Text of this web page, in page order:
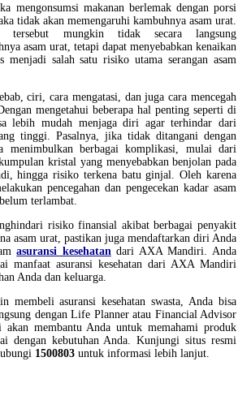
mengonsumsi makanan berlemak dengan porsi
tidak akan memengaruhi kambuhnya asam urat.
tersebut mungkin tidak secara langsung
asam urat, tetapi dapat menyebabkan kenaikan
menjadi salah satu risiko utama serangan asam
ciri, cara mengatasi, dan juga cara mencegah
mengetahui beberapa hal penting seperti di
lebih mudah menjaga diri agar terhindar dari
tinggi. Pasalnya, jika tidak ditangani dengan
menimbulkan berbagai komplikasi, mulai dari
kristal yang menyebabkan benjolan pada
hingga risiko terkena batu ginjal. Oleh karena
pencegahan dan pengecekan kadar asam
terlambat.
risiko finansial akibat berbagai penyakit
asam urat, pastikan juga mendaftarkan diri Anda
asuransi kesehatan dari AXA Mandiri. Anda
manfaat asuransi kesehatan dari AXA Mandiri
Anda dan keluarga.
membeli asuransi kesehatan swasta, Anda bisa
dengan Life Planner atau Financial Advisor
membantu Anda untuk memahami produk
dengan kebutuhan Anda. Kunjungi situs resmi
1500803 untuk informasi lebih lanjut.